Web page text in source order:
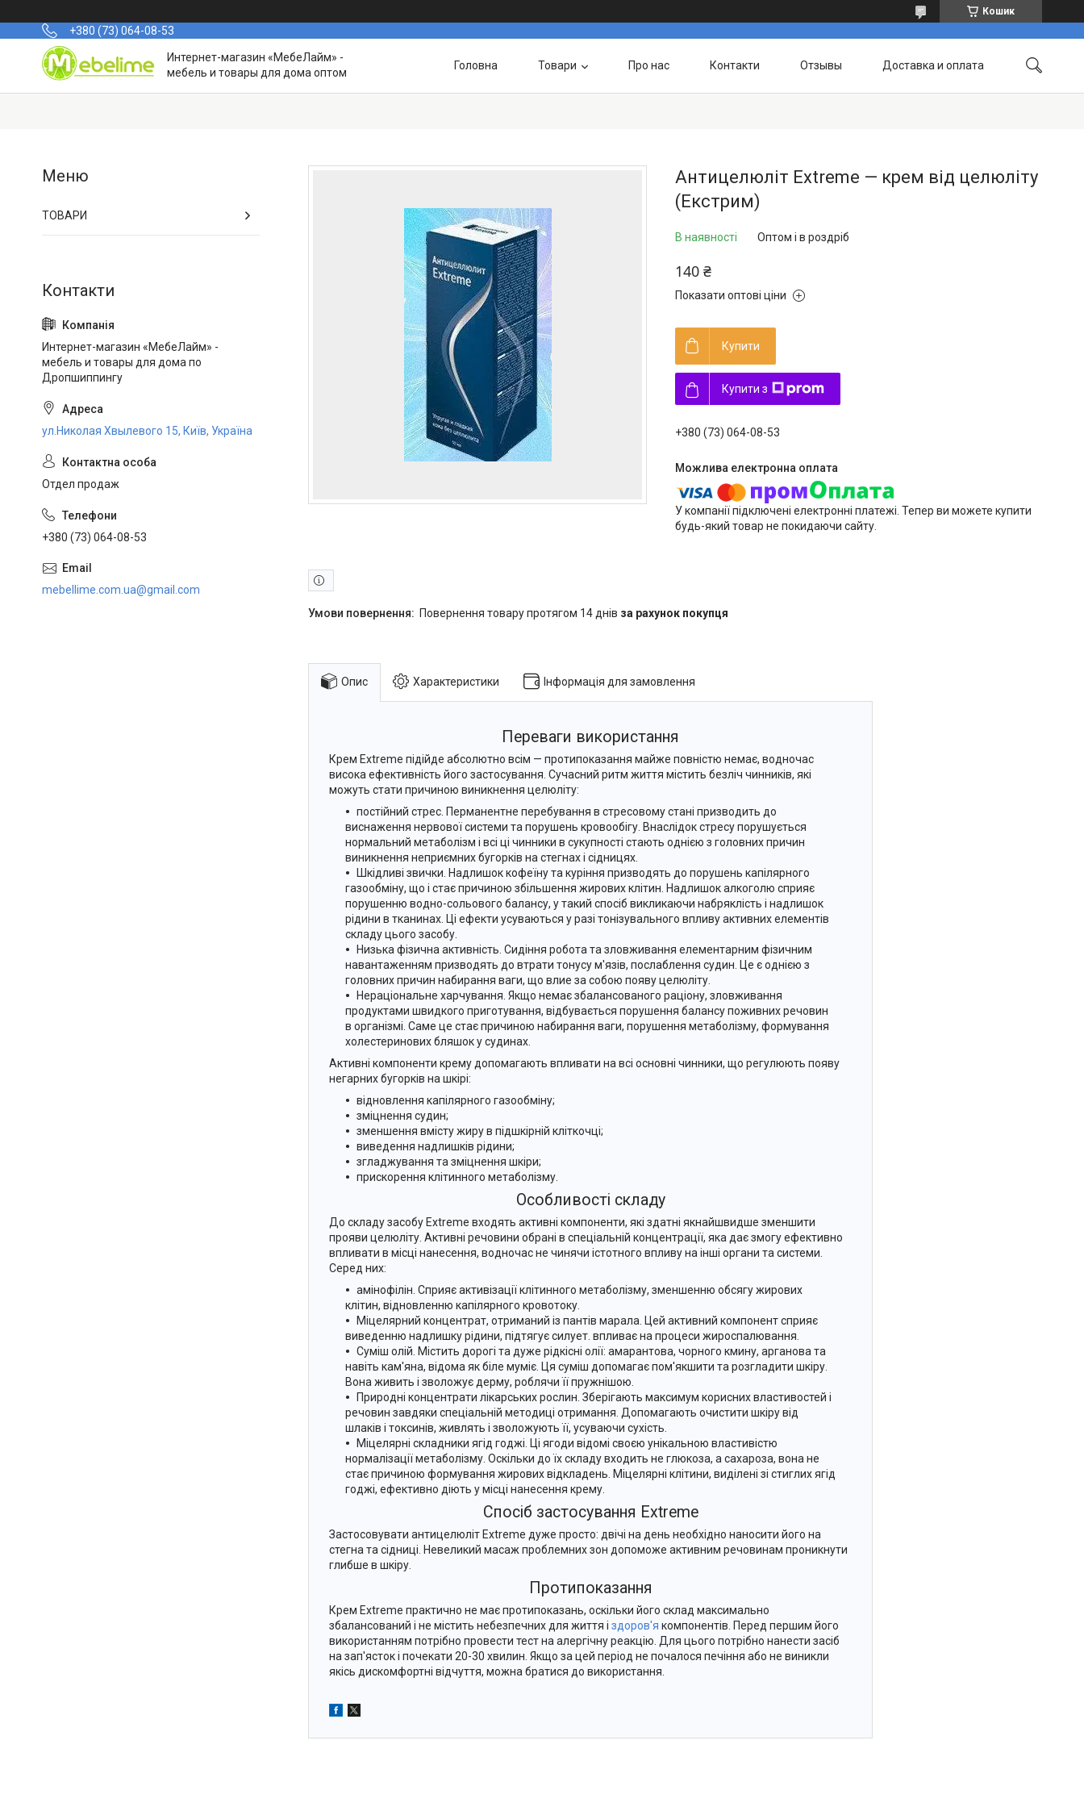
Кошик
+380 (73) 064-08-53
Интернет-магазин «МебеЛайм» -
мебель и товары для дома оптом
Головна Товари Про нас Контакти Отзывы Доставка и оплата
Антицелюліт Extreme — крем від целюліту
(Екстрим)
В наявності Оптом і в роздріб
140 ₴
Показати оптові ціни
Купити
Купити з
+380 (73) 064-08-53
У компанії підключені електронні платежі. Тепер ви можете купити
будь-який товар не покидаючи сайту.
повернення товару протягом 14 днів за рахунок покупця
Опис Характеристики Інформація для замовлення
Переваги використання
Крем Extreme підійде абсолютно всім — протипоказання майже повністю немає, водночас
висока ефективність його застосування. Сучасний ритм життя містить безліч чинників, які
можуть стати причиною виникнення целюліту:
постійний стрес. Перманентне перебування в стресовому стані призводить до
виснаження нервової системи та порушень кровообігу. Внаслідок стресу порушується
нормальний метаболізм і всі ці чинники в сукупності стають однією з головних причин
виникнення неприємних бугорків на стегнах і сідницях.
Шкідливі звички. Надлишок кофеїну та куріння призводять до порушень капілярного
газообміну, що і стає причиною збільшення жирових клітин. Надлишок алкоголю сприяє
порушенню водно-сольового балансу, у такий спосіб викликаючи набряклість і надлишок
рідини в тканинах. Ці ефекти усуваються у разі тонізувального впливу активних елементів
складу цього засобу.
Низька фізична активність. Сидіння робота та зловживання елементарним фізичним
навантаженням призводять до втрати тонусу м'язів, послаблення судин. Це є однією з
головних причин набирання ваги, що влие за собою появу целюліту.
Нераціональне харчування. Якщо немає збалансованого раціону, зловживання
продуктами швидкого приготування, відбувається порушення балансу поживних речовин
в організмі. Саме це стає причиною набирання ваги, порушення метаболізму, формування
холестеринових бляшок у судинах.
Активні компоненти крему допомагають впливати на всі основні чинники, що регулюють появу
негарних бугорків на шкірі:
відновлення капілярного газообміну;
зміцнення судин;
зменшення вмісту жиру в підшкірній кліткочці;
виведення надлишків рідини;
згладжування та зміцнення шкіри;
прискорення клітинного метаболізму.
Особливості складу
До складу засобу Extreme входять активні компоненти, які здатні якнайшвидше зменшити
прояви целюліту. Активні речовини обрані в спеціальній концентрації, яка дає змогу ефективно
впливати в місці нанесення, водночас не чинячи істотного впливу на інші органи та системи.
Серед них:
амінофілін. Сприяє активізації клітинного метаболізму, зменшенню обсягу жирових
клітин, відновленню капілярного кровотоку.
Міцелярний концентрат, отриманий із пантів марала. Цей активний компонент сприяє
виведенню надлишку рідини, підтягує силует. впливає на процеси жироспалювання.
Суміш олій. Містить дорогі та дуже рідкісні олії: амарантова, чорного кмину, арганова та
навіть кам'яна, відома як біле муміє. Ця суміш допомагає пом'якшити та розгладити шкіру.
Вона живить і зволожує дерму, роблячи її пружнішою.
Природні концентрати лікарських рослин. Зберігають максимум корисних властивостей і
речовин завдяки спеціальній методиці отримання. Допомагають очистити шкіру від
шлаків і токсинів, живлять і зволожують її, усуваючи сухість.
Міцелярні складники ягід годжі. Ці ягоди відомі своєю унікальною властивістю
нормалізації метаболізму. Оскільки до їх складу входить не глюкоза, а сахароза, вона не
стає причиною формування жирових відкладень. Міцелярні клітини, виділені зі стиглих ягід
годжі, ефективно діють у місці нанесення крему.
Спосіб застосування Extreme
Застосовувати антицелюліт Extreme дуже просто: двічі на день необхідно наносити його на
стегна та сідниці. Невеликий масаж проблемних зон допоможе активним речовинам проникнути
глибше в шкіру.
Протипоказання
Крем Extreme практично не має протипоказань, оскільки його склад максимально
збалансований і не містить небезпечних для життя і здоров'я компонентів. Перед першим його
використанням потрібно провести тест на алергічну реакцію. Для цього потрібно нанести засіб
на зап'ясток і почекати 20-30 хвилин. Якщо за цей період не почалося печіння або не виникли
якісь дискомфортні відчуття, можна братися до використання.
ТОВАРИ
Интернет-магазин «МебеЛайм» -
мебель и товары для дома по
Дропшиппингу
ул.Николая Хвылевого 15, Київ, Україна
Отдел продаж
+380 (73) 064-08-53
mebellime.com.ua@gmail.com